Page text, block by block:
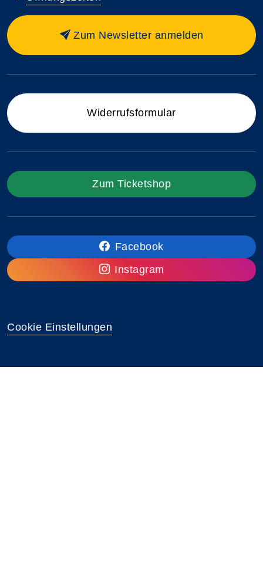
Zum Newsletter anmelden
Widerrufsformular
Zum Ticketshop
Facebook
Instagram
Cookie Einstellungen